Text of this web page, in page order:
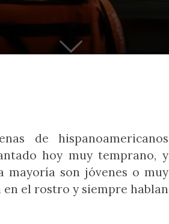
de hispanoamericanos
hoy muy temprano, y
mayoría son jóvenes o muy
el rostro y siempre hablan